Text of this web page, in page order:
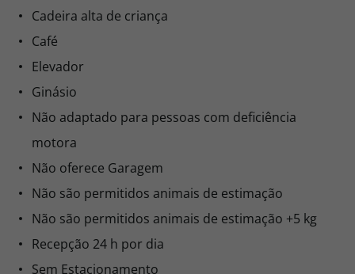
Cadeira alta de criança
Café
Elevador
Ginásio
Não adaptado para pessoas com deficiência
motora
Não oferece Garagem
Não são permitidos animais de estimação
Não são permitidos animais de estimação +5 kg
Recepção 24 h por dia
Sem Estacionamento